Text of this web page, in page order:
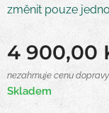
změnit pouze
4 900,00
nezahrnuje cenu dopravy
Skladem